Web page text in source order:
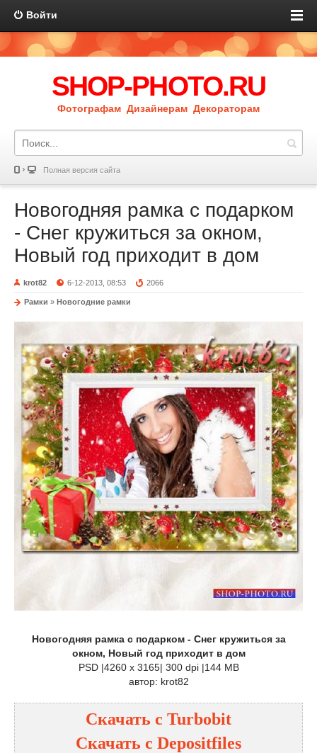
Войти
SHOP-PHOTO.RU
Фотографам Дизайнерам Декораторам
Полная версия сайта
Новогодняя рамка с подарком
- Снег кружиться за окном,
Новый год приходит в дом
krot82 6-12-2013, 08:53 2066
Рамки » Новогодние рамки
Новогодняя рамка с подарком - Снег кружиться за
окном, Новый год приходит в дом
PSD |4260 x 3165| 300 dpi |144 MB
автор: krot82
Скачать с Turbobit
Скачать с Depositfiles